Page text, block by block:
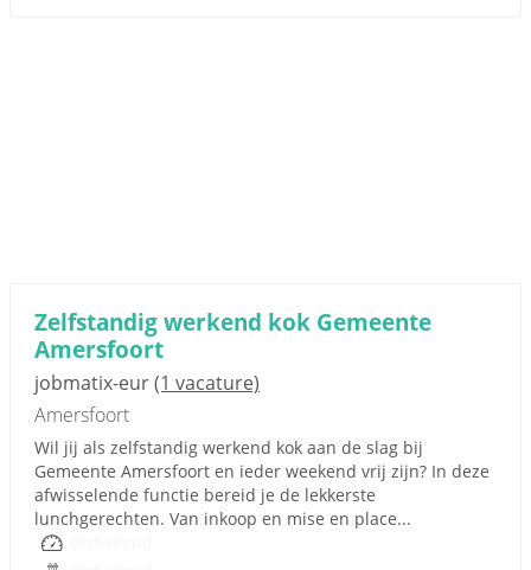
Zelfstandig werkend kok Gemeente
Amersfoort
jobmatix-eur(1 vacature)
Amersfoort
Wil jij als zelfstandig werkend kok aan de slag bij
Gemeente Amersfoort en ieder weekend vrij zijn? In deze
afwisselende functie bereid je de lekkerste
lunchgerechten. Van inkoop en mise en place...